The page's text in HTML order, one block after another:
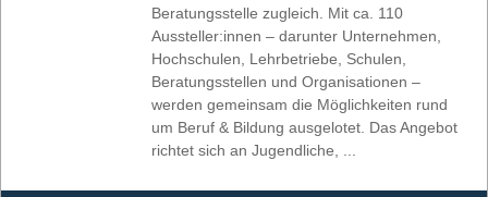
Beratungsstelle zugleich. Mit ca. 110
Aussteller:innen – darunter Unternehmen,
Hochschulen, Lehrbetriebe, Schulen,
Beratungsstellen und Organisationen –
werden gemeinsam die Möglichkeiten rund
um Beruf & Bildung ausgelotet. Das Angebot
richtet sich an Jugendliche, ...